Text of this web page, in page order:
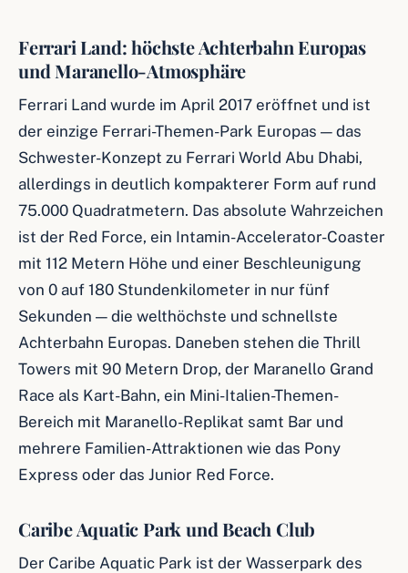
Ferrari Land: höchste Achterbahn Europas
und Maranello-Atmosphäre
Ferrari Land wurde im April 2017 eröffnet und ist
der einzige Ferrari-Themen-Park Europas — das
Schwester-Konzept zu Ferrari World Abu Dhabi,
allerdings in deutlich kompakterer Form auf rund
75.000 Quadratmetern. Das absolute Wahrzeichen
ist der Red Force, ein Intamin-Accelerator-Coaster
mit 112 Metern Höhe und einer Beschleunigung
von 0 auf 180 Stundenkilometer in nur fünf
Sekunden — die welthöchste und schnellste
Achterbahn Europas. Daneben stehen die Thrill
Towers mit 90 Metern Drop, der Maranello Grand
Race als Kart-Bahn, ein Mini-Italien-Themen-
Bereich mit Maranello-Replikat samt Bar und
mehrere Familien-Attraktionen wie das Pony
Express oder das Junior Red Force.
Caribe Aquatic Park und Beach Club
Der Caribe Aquatic Park ist der Wasserpark des